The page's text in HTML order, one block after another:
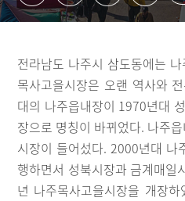
전라남도 나주시 삼도동에는
목사고을시장은 오랜 역사와
대의 나주읍내장이 1970년대
장으로 명칭이 바뀌었다. 나주
시장이 들어섰다. 2000년대 나
행하면서 성북시장과 금계매
년 나주목사고을시장을 개장